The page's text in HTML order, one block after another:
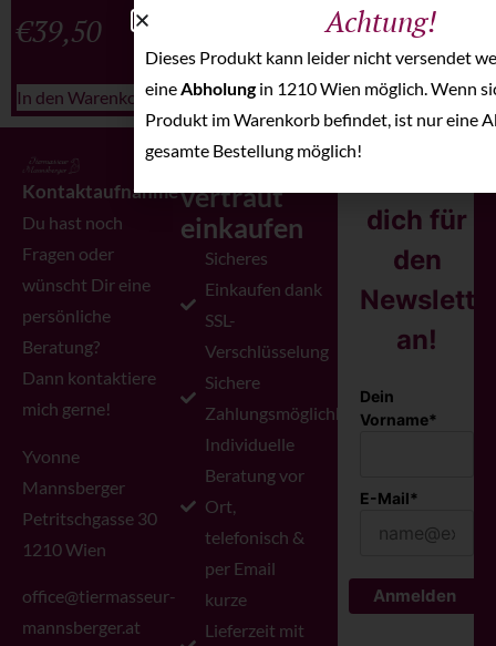
€39,50
In den Warenkorb
39,90–€51,90
Ausführung wählen
Kontaktaufnahme
Du hast noch
Fragen oder
wünscht Dir eine
persönliche
Beratung?
Dann kontaktiere
mich gerne!
Yvonne
Mannsberger
Petritschgasse 30
1210 Wien
office@tiermasseur-
mannsberger.at
Sicher &
vertraut
einkaufen
Sicheres
Einkaufen dank
SSL-
Verschlüsselung
Sichere
Zahlungsmöglichkeiten
Individuelle
Beratung vor
Ort,
telefonisch &
per Email
kurze
Lieferzeit mit
dich für
den
an!
Dein
Vorname*
E-Mail*
Anmelden
Achtung!
Dieses Produkt kann leider nicht versendet
eine Abholungin 1210 Wien möglich. Wenn
Produkt im Warenkorb befindet, ist nur eine
gesamte Bestellung möglich!